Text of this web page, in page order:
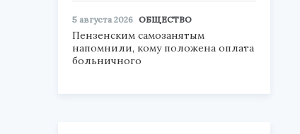
5 августа 2026 ОБЩЕСТВО
Пензенским самозанятым
напомнили, кому положена оплата
больничного